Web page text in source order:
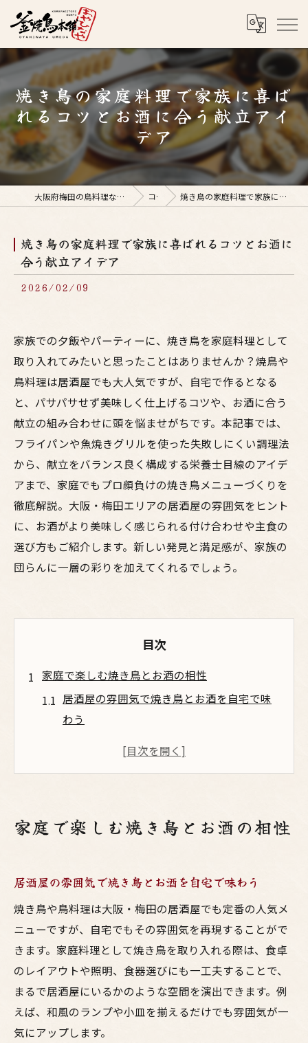
焼き鳥の家庭料理で家族に喜ば
れるコツとお酒に合う献立アイ
デア
大阪府梅田の鳥料理なら釜焼鳥本舗おやひなや 梅田店 コラム 焼き鳥の家庭料理で家族に喜ばれるコツとお酒に合う献立アイデア
焼き鳥の家庭料理で家族に喜ばれるコツとお酒に
合う献立アイデア
2026/02/09
家族での夕飯やパーティーに、焼き鳥を家庭料理として
取り入れてみたいと思ったことはありませんか？焼鳥や
鳥料理は居酒屋でも大人気ですが、自宅で作るとなる
と、パサパサせず美味しく仕上げるコツや、お酒に合う
献立の組み合わせに頭を悩ませがちです。本記事では、
フライパンや魚焼きグリルを使った失敗しにくい調理法
から、献立をバランス良く構成する栄養士目線のアイデ
アまで、家庭でもプロ顔負けの焼き鳥メニューづくりを
徹底解説。大阪・梅田エリアの居酒屋の雰囲気をヒント
に、お酒がより美味しく感じられる付け合わせや主食の
選び方もご紹介します。新しい発見と満足感が、家族の
団らんに一層の彩りを加えてくれるでしょう。
目次
家庭で楽しむ焼き鳥とお酒の相性
居酒屋の雰囲気で焼き鳥とお酒を自宅で味
わう
梅田気分の鳥料理が夕飯を特別にする理由
る
案
グリルとフライパンの特徴と焼鳥の選び方
お酒に合うしっとり鳥料理の調理ポイント
居酒屋風焼鳥を家庭でジューシーに仕上げ
る
大阪流の焼き鳥家庭料理で満足度アップ
家庭で楽しむ焼き鳥とお酒の相性
居酒屋の雰囲気で焼き鳥とお酒を自宅で味わう
焼き鳥や鳥料理は大阪・梅田の居酒屋でも定番の人気メ
ニューですが、自宅でもその雰囲気を再現することがで
きます。家庭料理として焼き鳥を取り入れる際は、食卓
のレイアウトや照明、食器選びにも一工夫することで、
まるで居酒屋にいるかのような空間を演出できます。例
えば、和風のランプや小皿を揃えるだけでも雰囲気が一
気にアップします。